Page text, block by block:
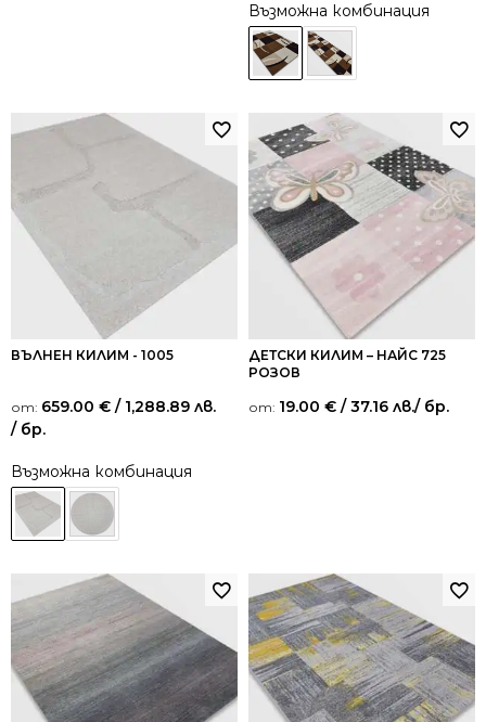
Възможна комбинация
ВЪЛНЕН КИЛИМ - 1005
от: 659.00 € / 1,288.89 лв.
/ бр.
Възможна комбинация
ДЕТСКИ КИЛИМ – НАЙС 725
РОЗОВ
от: 19.00 € / 37.16 лв./ бр.